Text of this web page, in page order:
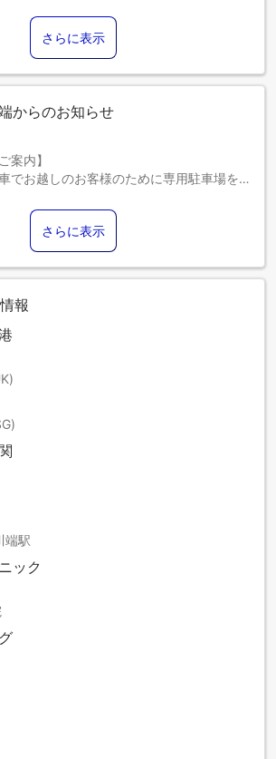
さらに表示
からのお知らせ
案内】
でお越しのお客様のために専用駐車場を
内（ホテル横 及び ホテル裏の平置き駐車
ず事前にホテルまでお電話下さい⇒０９
１）
クイン当日１５：００～チェックアウト
１，８００円（税込）
満車・ご希望に添えない場合は、近隣の
となります。（フロントにて近隣の有料
て】
日の年齢でお申し込み下さい。（小学
どもＢ、小学生未満：こどもＤ）
さらに表示
報
端駅
ック